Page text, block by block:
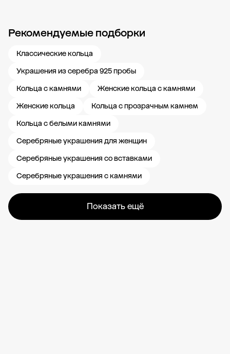
Рекомендуемые подборки
Классические кольца
Украшения из серебра 925 пробы
Кольца с камнями
Женские кольца с камнями
Женские кольца
Кольца с прозрачным камнем
Кольца с белыми камнями
Серебряные украшения для женщин
Серебряные украшения со вставками
Серебряные украшения с камнями
Показать ещё
Новости компании Журнал ЗОЛОТОЙ Блог